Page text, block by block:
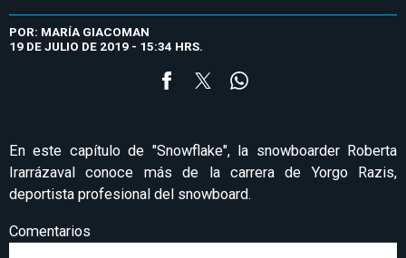
POR: MARÍA GIACOMAN
19 DE JULIO DE 2019 - 15:34 HRS.
En este capítulo de "Snowflake", la snowboarder Roberta
Irarrázaval conoce más de la carrera de Yorgo Razis,
deportista profesional del snowboard.
Comentarios